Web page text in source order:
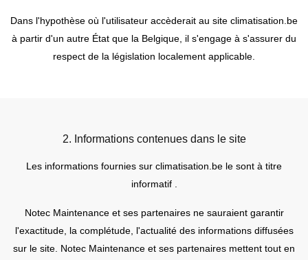
Dans l'hypothèse où l'utilisateur accèderait au site climatisation.be
à partir d'un autre État que la Belgique, il s'engage à s'assurer du
respect de la législation localement applicable.
2. Informations contenues dans le site
Les informations fournies sur climatisation.be le sont à titre
informatif .
Notec Maintenance et ses partenaires ne sauraient garantir
l'exactitude, la complétude, l'actualité des informations diffusées
sur le site. Notec Maintenance et ses partenaires mettent tout en